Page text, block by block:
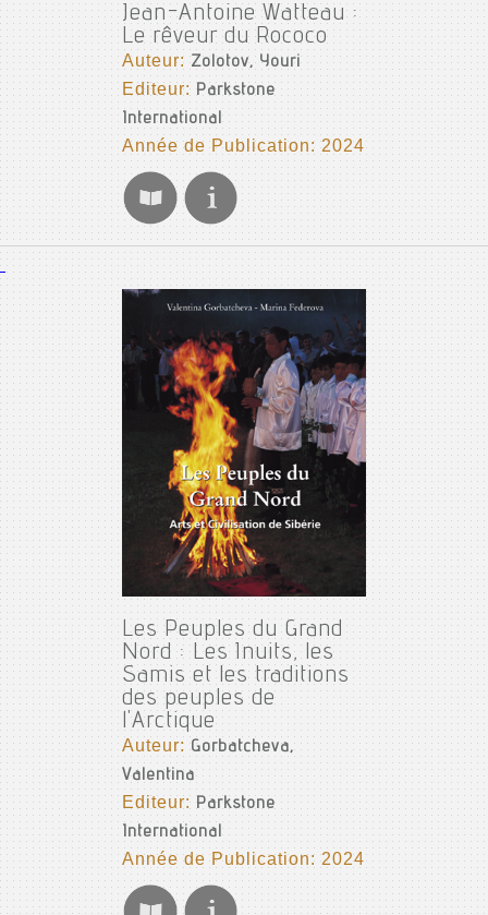
Jean-Antoine Watteau :
Le rêveur du Rococo
Auteur:Zolotov, Youri
Editeur: Parkstone
International
Année de Publication: 2024
Les Peuples du Grand
Nord : Les Inuits, les
Samis et les traditions
des peuples de
l'Arctique
Auteur:Gorbatcheva,
Valentina
Editeur: Parkstone
International
Année de Publication: 2024